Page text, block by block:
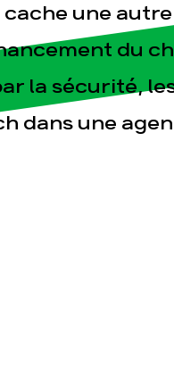
une
du
la sécurité,
dans une